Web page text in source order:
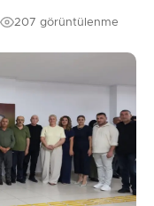
207 görüntülenme